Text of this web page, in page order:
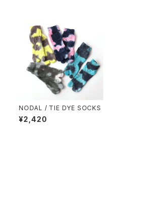
NODAL / TIE DYE SOCKS
¥2,420